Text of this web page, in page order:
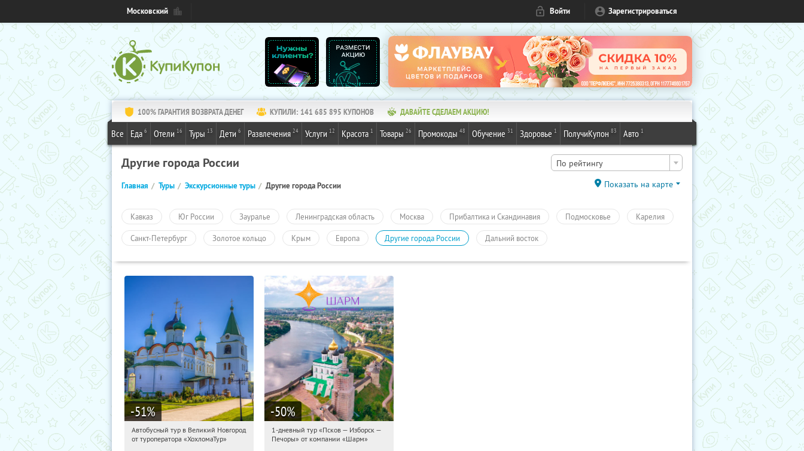
Московский Войти Зарегистрироваться
100% ГАРАНТИЯ ВОЗВРАТА ДЕНЕГ КУПИЛИ: 141 685 895 КУПОНОВ ДАВАЙТЕ СДЕЛАЕМ АКЦИЮ!
Все Еда 6 Отели 16 Туры 13 Дети 6 Развлечения 24 Услуги 12 Красота 1 Товары 26 Промокоды 48 Обучение 31 Здоровье 1 ПолучиКупон 83 Авто 1
Другие города России По рейтингу
Главная Туры Экскурсионные туры Другие города России Показать на карте
Кавказ Юг России Зауралье Ленинградская область Москва Прибалтика и Скандинавия Подмосковье Карелия
Санкт-Петербург Золотое кольцо Крым Европа Другие города России Дальний восток
-51%
21:24:16 Купили:2
Автобусный тур в Великий Новгород
от туроператора «ХохломаТур»
-50%
21:24:16 Купили:12
1-дневный тур «Псков — Изборск —
Печоры» от компании «Шарм»